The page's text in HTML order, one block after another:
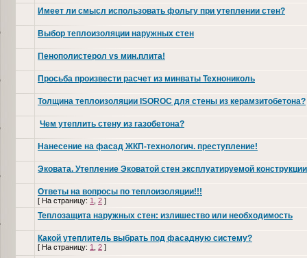
Имеет ли смысл использовать фольгу при утеплении стен?
Выбор теплоизоляции наружных стен
Пенополистерол vs мин.плита!
Просьба произвести расчет из минваты Технониколь
Толщина теплоизоляции ISOROC для стены из керамзитобетона?
Чем утеплить стену из газобетона?
Нанесение на фасад ЖКП-технологич. преступление!
Эковата. Утепление Эковатой стен эксплуатируемой конструкции
Ответы на вопросы по теплоизоляции!!!
[ На страницу: 1 2 ]
Теплозащита наружных стен: излишество или необходимость
Какой утеплитель выбрать под фасадную систему?
[ На страницу: 1 2 ]